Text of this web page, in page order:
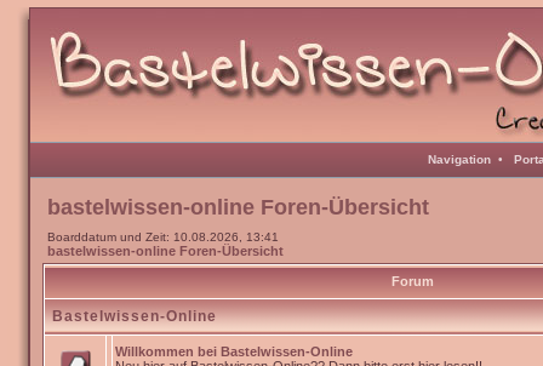
Navigation •
bastelwissen-online Foren-Übersicht
Boarddatum und Zeit: 10.08.2026, 13:41
bastelwissen-online Foren-Übersicht
Forum
Bastelwissen-Online
Willkommen bei Bastelwissen-Online